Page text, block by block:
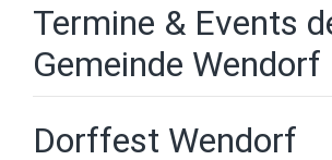
Termine & Events
Gemeinde Wendorf
Dorffest Wendorf